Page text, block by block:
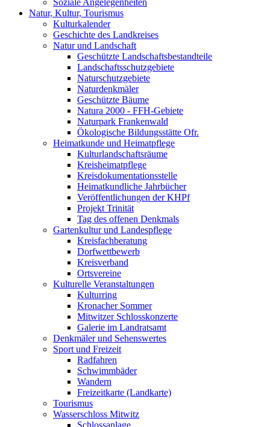
Soziale Angelegenheiten
Natur, Kultur, Tourismus
Kulturkalender
Geschichte des Landkreises
Natur und Landschaft
Geschützte Landschaftsbestandteile
Landschaftsschutzgebiete
Naturschutzgebiete
Naturdenkmäler
Geschützte Bäume
Natura 2000 - FFH-Gebiete
Naturpark Frankenwald
Ökologische Bildungsstätte Ofr.
Heimatkunde und Heimatpflege
Kulturlandschaftsräume
Kreisheimatpflege
Kreisdokumentationsstelle
Heimatkundliche Jahrbücher
Veröffentlichungen der KHPf
Projekt Trinität
Tag des offenen Denkmals
Gartenkultur und Landespflege
Kreisfachberatung
Dorfwettbewerb
Kreisverband
Ortsvereine
Kulturelle Veranstaltungen
Kulturring
Kronacher Sommer
Mitwitzer Schlosskonzerte
Galerie im Landratsamt
Denkmäler und Sehenswertes
Sport und Freizeit
Radfahren
Schwimmbäder
Wandern
Freizeitkarte (Landkarte)
Tourismus
Wasserschloss Mitwitz
Schlossanlage